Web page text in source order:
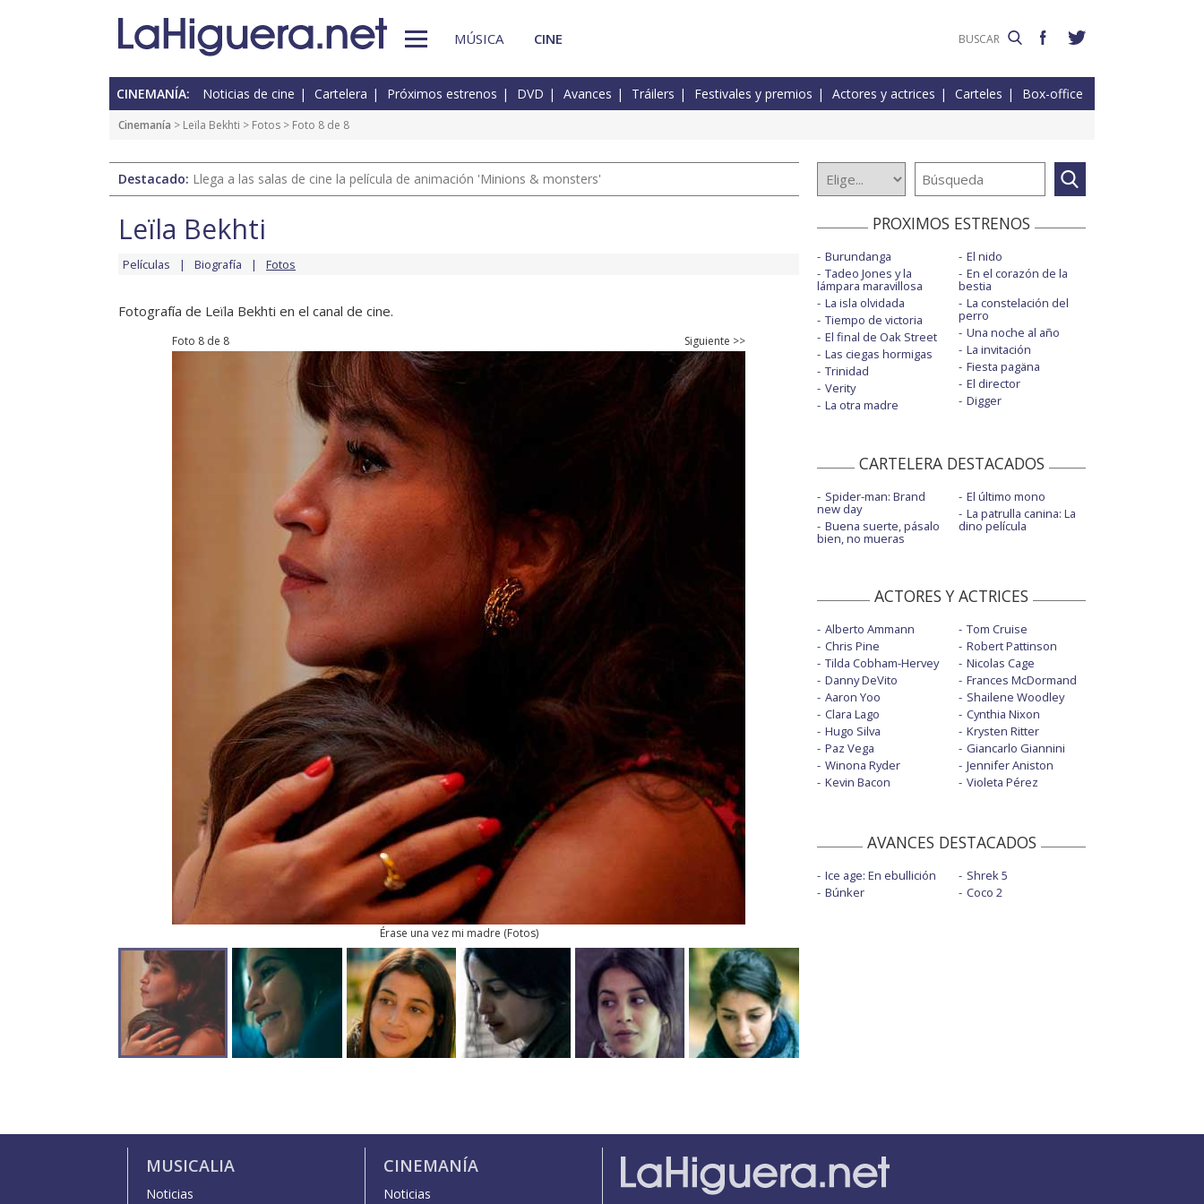
MÚSICA CINE
CINEMANÍA: Noticias de cine Cartelera Próximos estrenos DVD Avances Tráilers Festivales y premios Actores y actrices Carteles Box-office
Cinemanía > Leïla Bekhti > Fotos > Foto 8 de 8
Destacado: Llega a las salas de cine la película de animación 'Minions & monsters'
Leïla Bekhti
Películas Biografía Fotos
Fotografía de Leïla Bekhti en el canal de cine.
Foto 8 de 8 Siguiente >>
Érase una vez mi madre (Fotos)
PROXIMOS ESTRENOS
Burundanga
Tadeo Jones y la
lámpara maravillosa
La isla olvidada
Tiempo de victoria
El final de Oak Street
Las ciegas hormigas
Trinidad
Verity
La otra madre
El nido
En el corazón de la
bestia
La constelación del
perro
Una noche al año
La invitación
Fiesta pagäna
El director
Digger
CARTELERA DESTACADOS
Spider-man: Brand
new day
Buena suerte, pásalo
bien, no mueras
El último mono
La patrulla canina: La
dino película
ACTORES Y ACTRICES
Alberto Ammann
Chris Pine
Tilda Cobham-Hervey
Danny DeVito
Aaron Yoo
Clara Lago
Hugo Silva
Paz Vega
Winona Ryder
Kevin Bacon
Tom Cruise
Robert Pattinson
Nicolas Cage
Frances McDormand
Shailene Woodley
Cynthia Nixon
Krysten Ritter
Giancarlo Giannini
Jennifer Aniston
Violeta Pérez
AVANCES DESTACADOS
Ice age: En ebullición
Búnker
Shrek 5
Coco 2
MUSICALIA
Noticias
CINEMANÍA
Noticias